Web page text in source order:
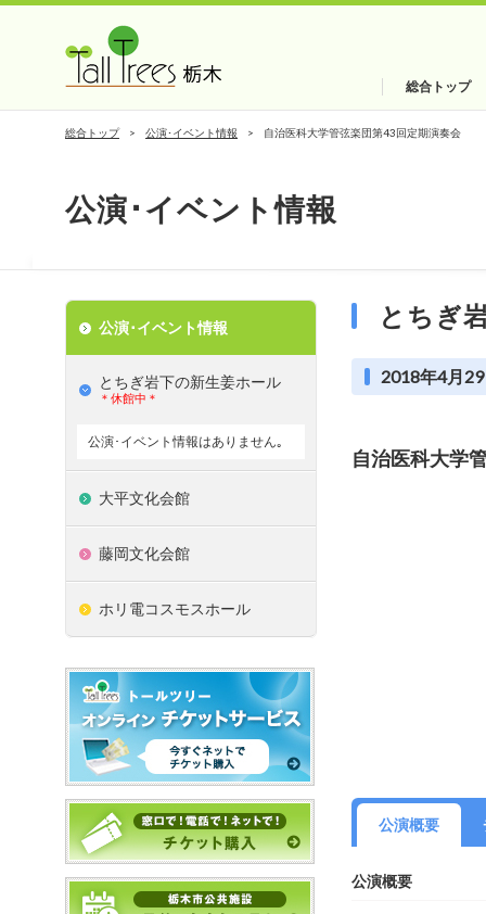
総合トップ
総合トップ 公演･イベント情報 自治医科大学管弦楽団第43回定期演奏会
公演･イベント情報
とちぎ
2018年4月
自治医科大学
公演概要
公演概要
公演･イベント情報
とちぎ岩下の新⽣姜ホール
＊休館中＊
公演･イベント情報はありません｡
大平文化会館
藤岡文化会館
ホリ電コスモスホール